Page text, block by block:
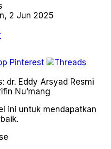
2 Jun 2025
Pinterest
ini untuk mendapatkan